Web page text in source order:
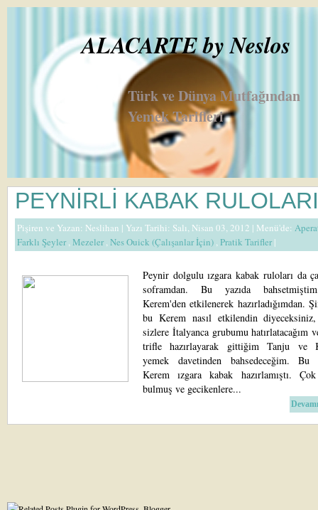
ALACARTE by Neslos
Türk ve Dünya Mutfağından
Yemek Tarifleri
PEYNİRLİ KABAK RULOLARI
Pişiren ve Yazan: Neslihan | Yazı Tarihi: Salı, Nisan 03, 2012 | Menü'de:
Farklı Şeyler,Mezeler,Nes Ouick (Çalışanlar İçin) ,Pratik Tarifler|
Peynir dolgulu ızgara kabak ruloları da
soframdan. Bu yazıda
Kerem'den etkilenerek hazırladığımdan.
bu Kerem nasıl etkilendin
sizlere İtalyanca grubumu hatırlatacağım
trifle hazırlayarak gittiğim Tanju ve
yemek davetinden bahsedeceğim. Bu
Kerem ızgara kabak hazırlamıştı.
bulmuş ve gecikenlere...